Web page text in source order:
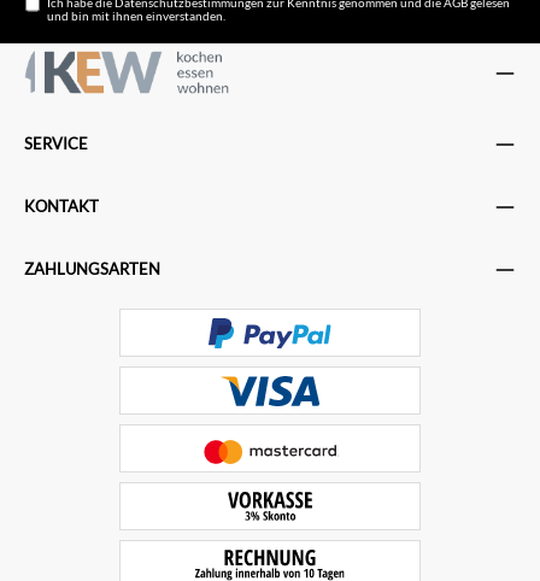
und bin mit ihnen einverstanden.
SERVICE
KONTAKT
ZAHLUNGSARTEN